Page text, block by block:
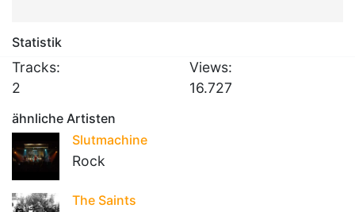
Statistik
Tracks:
2
Views:
16.727
ähnliche Artisten
Slutmachine
Rock
The Saints